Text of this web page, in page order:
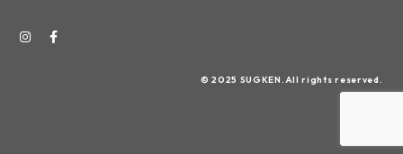
© 2025 SUGKEN.All rights reserved.